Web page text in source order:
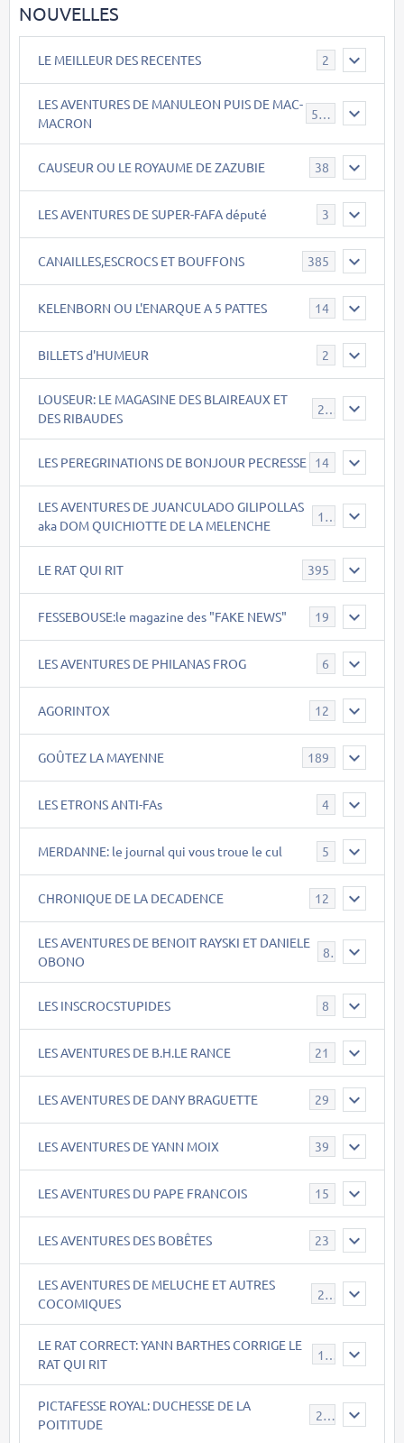
NOUVELLES
LE MEILLEUR DES RECENTES 2
LES AVENTURES DE MANULEON PUIS DE MAC-
MACRON
543
CAUSEUR OU LE ROYAUME DE ZAZUBIE 38
LES AVENTURES DE SUPER-FAFA député 3
CANAILLES,ESCROCS ET BOUFFONS 385
KELENBORN OU L'ENARQUE A 5 PATTES 14
BILLETS d'HUMEUR 2
LOUSEUR: LE MAGASINE DES BLAIREAUX ET
DES RIBAUDES
21
LES PEREGRINATIONS DE BONJOUR PECRESSE 14
LES AVENTURES DE JUANCULADO GILIPOLLAS
aka DOM QUICHIOTTE DE LA MELENCHE
119
LE RAT QUI RIT 395
FESSEBOUSE:le magazine des "FAKE NEWS" 19
LES AVENTURES DE PHILANAS FROG 6
AGORINTOX 12
GOÛTEZ LA MAYENNE 189
LES ETRONS ANTI-FAs 4
MERDANNE: le journal qui vous troue le cul 5
CHRONIQUE DE LA DECADENCE 12
LES AVENTURES DE BENOIT RAYSKI ET DANIELE
OBONO
8
LES INSCROCSTUPIDES 8
LES AVENTURES DE B.H.LE RANCE 21
LES AVENTURES DE DANY BRAGUETTE 29
LES AVENTURES DE YANN MOIX 39
LES AVENTURES DU PAPE FRANCOIS 15
LES AVENTURES DES BOBÊTES 23
LES AVENTURES DE MELUCHE ET AUTRES
COCOMIQUES
22
LE RAT CORRECT: YANN BARTHES CORRIGE LE
RAT QUI RIT
15
PICTAFESSE ROYAL: DUCHESSE DE LA
POITITUDE
23